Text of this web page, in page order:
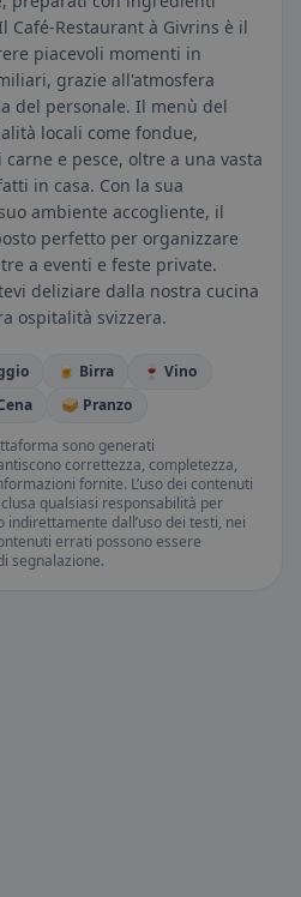
Restaurant à Givrins è il
piacevoli momenti in
grazie all'atmosfera
del personale. Il menù del
locali come fondue,
e pesce, oltre a una vasta
in casa. Con la sua
ambiente accogliente, il
perfetto per organizzare
a eventi e feste private.
deliziare dalla nostra cucina
ospitalità svizzera.
🍺 Birra
🍷 Vino
🥪 Pranzo
sono generati
correttezza, completezza,
fornite. L’uso dei contenuti
qualsiasi responsabilità per
dall’uso dei testi, nei
errati possono essere
segnalazione.